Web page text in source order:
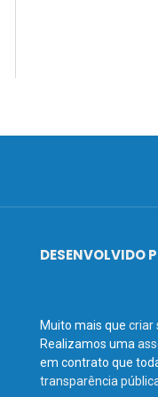
DESENVOLVIDO
Muito mais que criar
Realizamos uma
em contrato que
transparência